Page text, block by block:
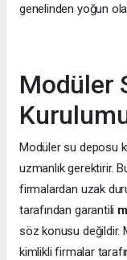
genelinden yoğun
Modüler
Modüler su deposu
uzmanlık gerektirir.
firmalardan uzak
tarafından garantili
söz konusu değildir.
kimlikli firmalar